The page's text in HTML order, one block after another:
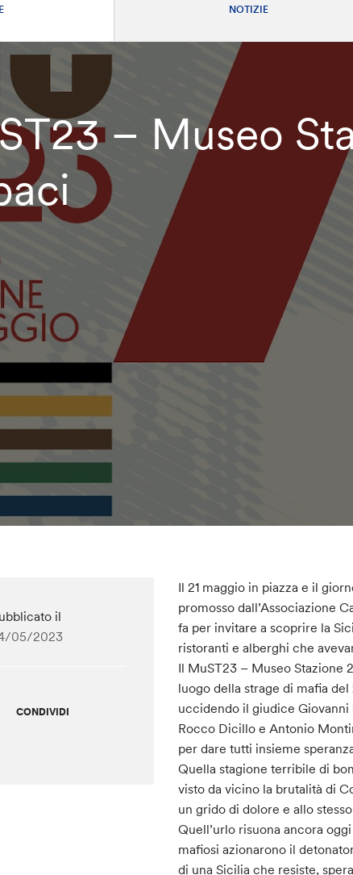
NOTIZIE
– Museo
il
05/2023
CONDIVIDI
Il 21 maggio in piazza e il
promosso dall’Associazione
fa per invitare a scoprire la
ristoranti e alberghi che
Il MuST23 – Museo Stazione
luogo della strage di mafia
uccidendo il giudice Giovanni
Rocco Dicillo e Antonio
per dare tutti insieme
Quella stagione terribile di
visto da vicino la brutalità di
un grido di dolore e allo
Quell’urlo risuona ancora
mafiosi azionarono il
di una Sicilia che resiste,